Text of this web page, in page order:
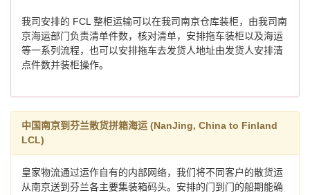
我司安排的 FCL 整柜运输可以在我司南京仓库装柜，由我司南
京海运部门负责清单件数，核对清单，安排拖车装柜以及海运
等一系列流程，也可以安排拖车去发货人地址由发货人安排清
点件数并装柜操作。
中国南京到芬兰散货拼箱海运 (NanJing, China to Finland
LCL)
皇家物流通过运作自有的内部网络，我们将不同客户的散货运
从南京送到芬兰各主要集装箱码头。安排的门到门的船期能确